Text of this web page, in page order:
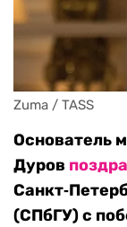
Zuma / TASS
Основатель
Дуров
(СПбГУ) с